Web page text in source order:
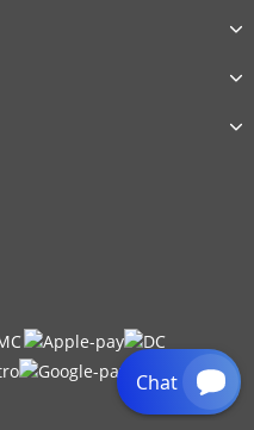
Chat